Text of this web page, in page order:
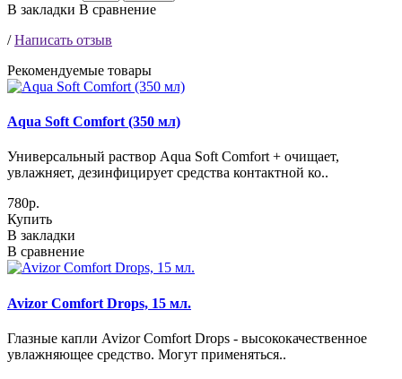
В закладки В сравнение
/Написать отзыв
Рекомендуемые товары
Aqua Soft Comfort (350 мл)
Универсальный раствор Aqua Soft Comfort + очищает,
увлажняет, дезинфицирует средства контактной ко..
780р.
Купить
В закладки
В сравнение
Avizor Comfort Drops, 15 мл.
Глазные капли Avizor Comfort Drops - высококачественное
увлажняющее средство. Могут применяться..